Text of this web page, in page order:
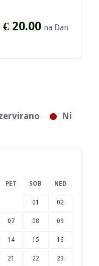
€ 20.00 na Dan
Ni
PET SOB NED
01 02
07 08 09
14 15 16
21 22 23